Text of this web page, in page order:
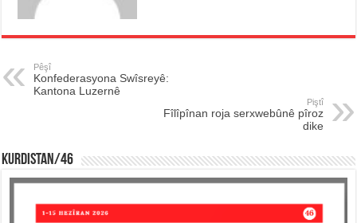
Pêşî
Konfederasyona Swîsreyê:
Kantona Luzernê
Piştî
Fîlîpînan roja serxwebûnê pîroz
dike
KURDISTAN/46